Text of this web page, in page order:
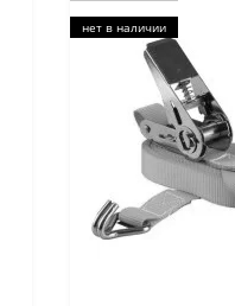
нет в наличии